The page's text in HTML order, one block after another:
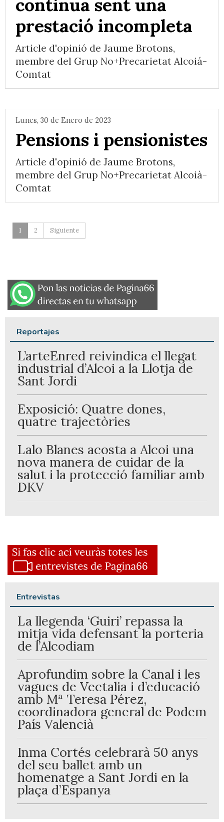
continua sent una
prestació incompleta
Article d'opinió de Jaume Brotons,
membre del Grup No+Precarietat Alcoiá-
Comtat
Lunes, 30 de Enero de 2023
Pensions i pensionistes
Article d'opinió de Jaume Brotons,
membre del Grup No+Precarietat Alcoià-
Comtat
1 2 Siguiente
Reportajes
L’arteEnred reivindica el llegat
industrial d’Alcoi a la Llotja de
Sant Jordi
Exposició: Quatre dones,
quatre trajectòries
Lalo Blanes acosta a Alcoi una
nova manera de cuidar de la
salut i la protecció familiar amb
DKV
Entrevistas
La llegenda ‘Guiri’ repassa la
mitja vida defensant la porteria
de l’Alcodiam
Aprofundim sobre la Canal i les
vagues de Vectalia i d’educació
amb Mª Teresa Pérez,
coordinadora general de Podem
País Valencià
Inma Cortés celebrarà 50 anys
del seu ballet amb un
homenatge a Sant Jordi en la
plaça d’Espanya